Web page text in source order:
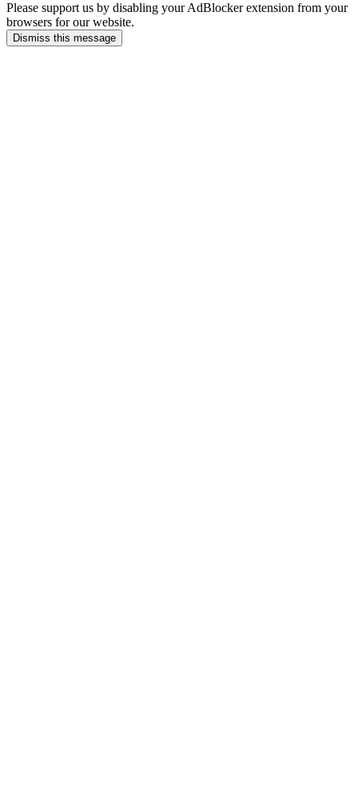
Please support us by disabling your AdBlocker extension from your
browsers for our website.
Dismiss this message